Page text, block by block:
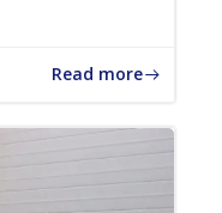
Read more